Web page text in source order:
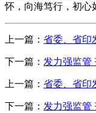
怀，向海笃行，初心
上一篇： 省委、省印
下一篇： 发力强监
上一篇： 省委、省印
下一篇： 发力强监